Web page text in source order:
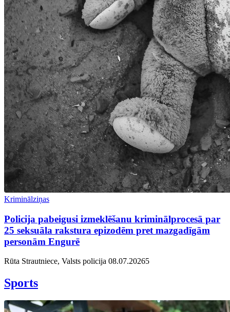
Kriminālziņas
Policija pabeigusi izmeklēšanu kriminālprocesā par
25 seksuāla rakstura epizodēm pret mazgadīgām
personām Engurē
Rūta Strautniece, Valsts policija 08.07.20265
Sports